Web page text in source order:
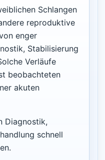
Schlangen
reproduktive
enger
Stabilisierung
Verläufe
beobachteten
akuten
Diagnostik,
schnell